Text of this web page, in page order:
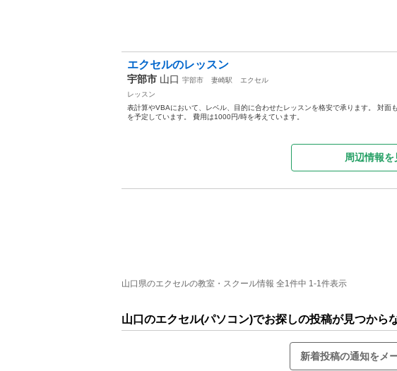
エクセルのレッスン
宇部市 山口 宇部市 妻崎駅
エクセル
レッスン
表計算やVBAにおいて、レベル、目的に合わせたレッスンを格安で承ります。 対面
を予定しています。 費用は1000円/時を考えています。
周辺情報を
山口県のエクセルの教室・スクール情報 全1件中 1-1件表示
山口のエクセル(パソコン)でお探しの投稿が見つから
新着投稿の通知をメ